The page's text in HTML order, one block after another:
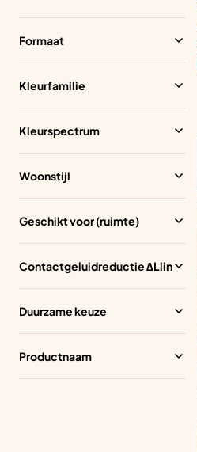
Formaat
Kleurfamilie
Kleurspectrum
Woonstijl
Geschikt voor (ruimte)
Contactgeluidreductie ∆Llin
Duurzame keuze
Productnaam